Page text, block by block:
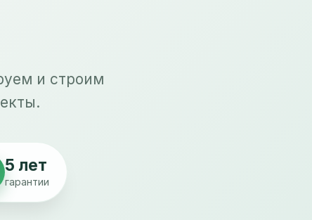
и строим
5 лет
гарантии